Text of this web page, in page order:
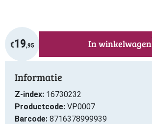
€19,95 In winkelwagen
Informatie
Z-index: 16730232
Productcode: VP0007
Barcode: 8716378999939